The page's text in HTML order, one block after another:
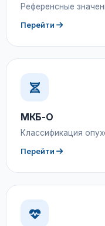
Референсные
Перейти
МКБ-О
Классификация
Перейти